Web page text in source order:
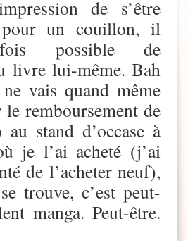
de s’être
un couillon, il
possible de
livre lui-même. Bah
vais quand même
le remboursement de
stand d’occase à
je l’ai acheté (j’ai
de l’acheter neuf),
trouve, c’est peut-
manga. Peut-être.